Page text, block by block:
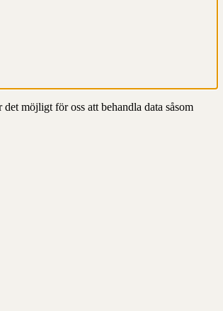
möjligt för oss att behandla data såsom